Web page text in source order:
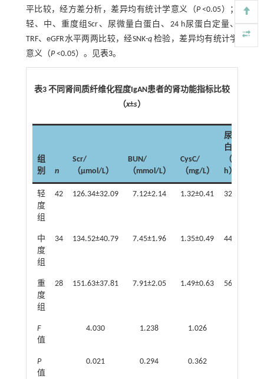
平比较，经方差分析，差异均有统计学意义（P<0.05）；
轻、中、重度组Scr、尿微量白蛋白、24 h尿蛋白定量、
TRF、eGFR水平两两比较，经SNK-q检验，差异均有统计学
意义（P<0.05）。见表3。
表3 不同肾间质纤维化程度IgAN患者的肾功能指标比较
（x±s）
组
别
n
Scr/
（μmol/L）
BUN/
（mmol/L）
CysC/
（mg/L）
尿微量白
白/
（mg/24
h）
轻
度
组
42 126.34±32.09 7.12±2.14 1.32±0.41
中
度
组
34 134.52±40.79 7.45±1.96 1.35±0.49
重
度
组
28 151.63±37.81 7.91±2.05 1.49±0.63
F
值
4.030 1.238 1.026
P
值
0.021 0.294 0.362